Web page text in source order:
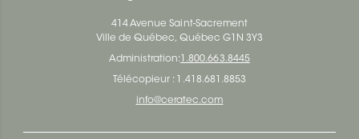
414 Avenue Saint-Sacrement
Ville de Québec, Québec G1N 3Y3
Administration: 1.800.663.8445
Télécopieur : 1.418.681.8853
info@ceratec.com